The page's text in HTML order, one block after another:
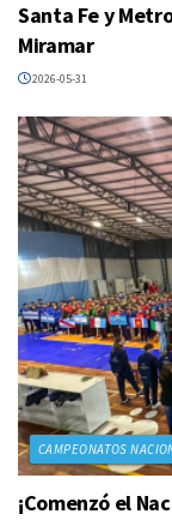
Santa Fe y
Miramar
2026-05-31
CAMPEONATOS
¡Comenzó el